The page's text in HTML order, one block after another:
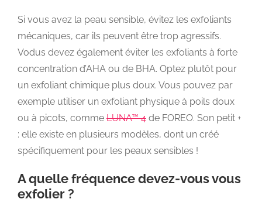
Si vous avez la peau sensible, évitez les exfoliants
mécaniques, car ils peuvent être trop agressifs.
Vodus devez également éviter les exfoliants à forte
concentration d’AHA ou de BHA. Optez plutôt pour
un exfoliant chimique plus doux. Vous pouvez par
exemple utiliser un exfoliant physique à poils doux
ou à picots, comme LUNA™ 4 de FOREO. Son petit +
: elle existe en plusieurs modèles, dont un créé
spécifiquement pour les peaux sensibles !
A quelle fréquence devez-vous vous
exfolier ?